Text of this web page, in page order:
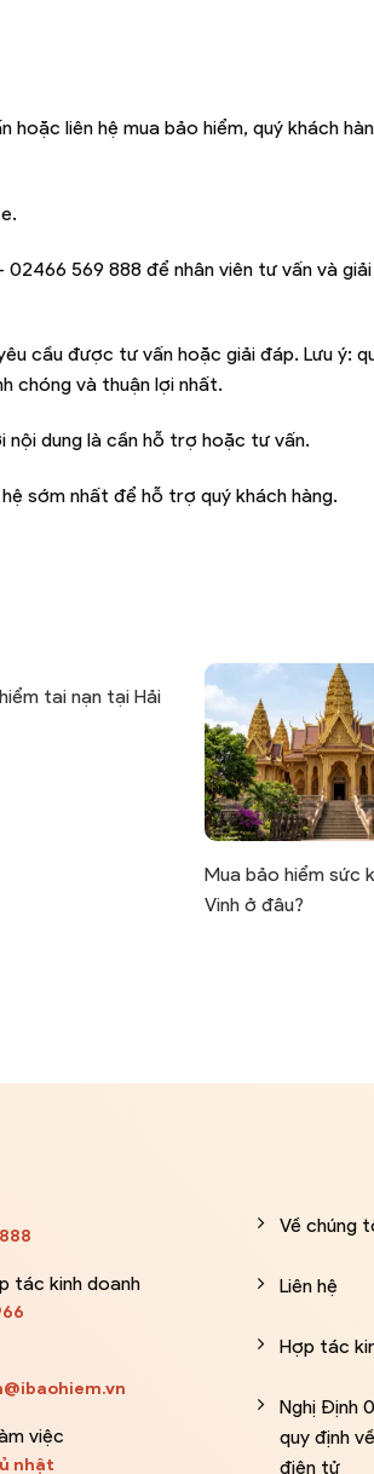
hoặc liên hệ mua bảo hiểm, quý khách
02466 569 888 để nhân viên tư vấn và
cầu được tư vấn hoặc giải đáp. Lưu ý:
chóng và thuận lợi nhất.
nội dung là cần hỗ trợ hoặc tư vấn.
sớm nhất để hỗ trợ quý khách hàng.
tai nạn tại Hải
Mua bảo hiểm sức
Vinh ở đâu?
tác kinh doanh
việc
nhật
Về chúng
Liên hệ
Hợp tác
Nghị Định
quy định
điện tử